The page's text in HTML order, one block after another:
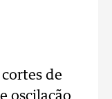
de
oscilação